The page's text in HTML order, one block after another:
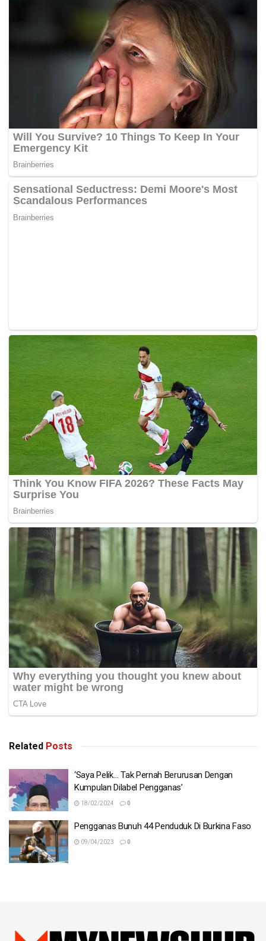
dilanjutkan pula kepada pengurusan sekolah-sekolah,”
tambah Miqdad merujuk kes tersebut yang telah
dikendalikan oleh pihak polisÃ‚Â Lancashire.
Isu itu dikendalikan dengan kunjungan bersama konstabel
polis tempatan dan agensi khidmat sosial sebelum
memutuskan kes tersebut ditutup ekoran kesilapan ejaan
berkenaan.Ã‚Â – Agensi/Mynewshub.cc/HAA
Baca:Moyang Pemabuk
Punca Dialek Inggeris
Australia Pelat
Tags: pengganas
Related Posts
‘Saya Pelik… Tak Pernah Berurusan Dengan
Kumpulan Dilabel Pengganas’
18/02/2024 0
Pengganas Bunuh 44 Penduduk Di Burkina Faso
09/04/2023 0